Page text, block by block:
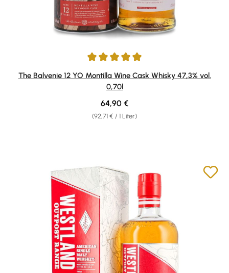
Durchschnittliche Bewertung von 5 von 5 Sternen
The Balvenie 12 YO Montilla Wine Cask Whisky 47,3% vol.
0,70l
(92,71 € / 1 Liter)
Regulärer Preis:
64,90 €